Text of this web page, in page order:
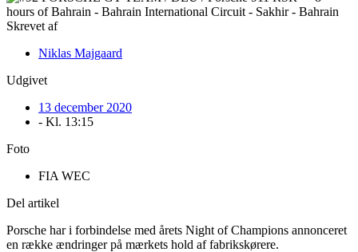
Skrevet af
Niklas Majgaard
Udgivet
13 december 2020
- Kl. 13:15
Foto
FIA WEC
Del artikel
Porsche har i forbindelse med årets Night of Champions annonceret
en række ændringer på mærkets hold af fabrikskørere.